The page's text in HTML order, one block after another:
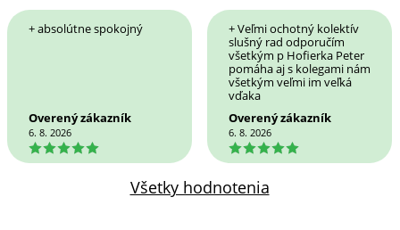
+ absolútne spokojný
Overený zákazník
6. 8. 2026
5
+ Veľmi ochotný kolektív
slušný rad odporučím
všetkým p Hofierka Peter
pomáha aj s kolegami nám
všetkým veľmi im veľká
vďaka
Overený zákazník
6. 8. 2026
5
Všetky hodnotenia